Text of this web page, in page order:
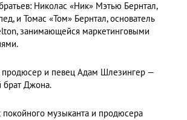
Николас «Ник» Мэтью Бернтал,
и Томас «Том» Бернтал, основатель
занимающейся маркетинговыми
продюсер и певец Адам Шлезингер —
Джона.
музыканта и продюсера